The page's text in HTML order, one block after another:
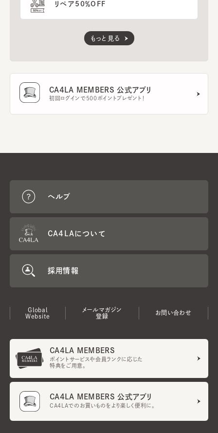
リペア50％OFF
もっと見る
CA4LA MEMBERS 公式アプリ
初回ログインで500ポイントプレゼント！
ヘルプ
CA4LAについて
採用情報
Global
Website
メールマガジン
登録
お問い合わせ
CA4LA MEMBERS
ポイントサービスや会員ランクに応じた
特典をご用意。
CA4LA MEMBERS 公式アプリ
CA4LAでのお買いものをより楽しく便利に。